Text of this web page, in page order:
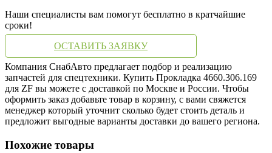
Наши специалисты вам помогут бесплатно в кратчайшие
сроки!
ОСТАВИТЬ ЗАЯВКУ
Компания СнабАвто предлагает подбор и реализацию
запчастей для спецтехники. Купить Прокладка 4660.306.169
для ZF вы можете с доставкой по Москве и России. Чтобы
оформить заказ добавьте товар в корзину, с вами свяжется
менеджер который уточнит сколько будет стоить деталь и
предложит выгодные варианты доставки до вашего региона.
Похожие товары